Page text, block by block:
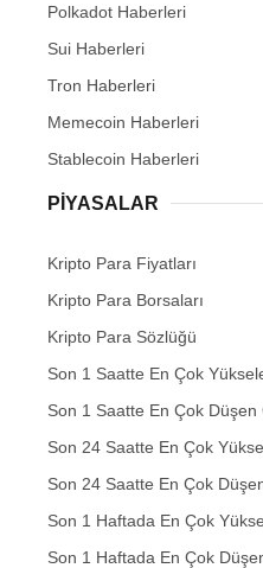
Polkadot Haberleri
Sui Haberleri
Tron Haberleri
Memecoin Haberleri
Stablecoin Haberleri
PIYASALAR
Kripto Para Fiyatları
Kripto Para Borsaları
Kripto Para Sözlüğü
Son 1 Saatte En Çok
Son 1 Saatte En Çok Düşen
Son 24 Saatte En Çok
Son 24 Saatte En Çok
Son 1 Haftada En Çok
Son 1 Haftada En Çok